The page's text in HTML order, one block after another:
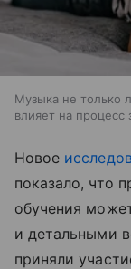
Музыка не только
влияет на процесс
Новое
показало, что
обучения
и детальными
приняли